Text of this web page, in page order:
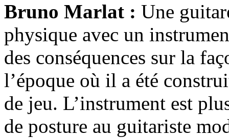
Bruno Marlat : Une
physique avec un
des conséquences sur la
l’époque où il a été
de jeu. L’instrument est
de posture au guitariste